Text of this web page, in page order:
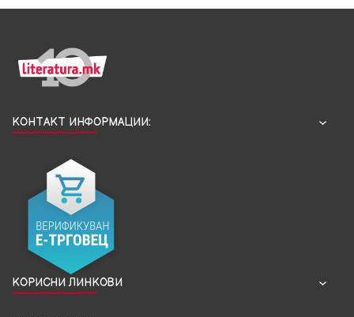
КОНТАКТ ИНФОРМАЦИИ:
КОРИСНИ ЛИНКОВИ